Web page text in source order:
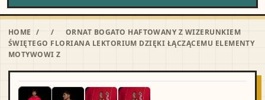
HOME / /
ORNAT BOGATO HAFTOWANY Z WIZERUNKIEM
ŚWIĘTEGO FLORIANA LEKTORIUM DZIĘKI ŁĄCZĄCEMU ELEMENTY
MOTYWOWI Z